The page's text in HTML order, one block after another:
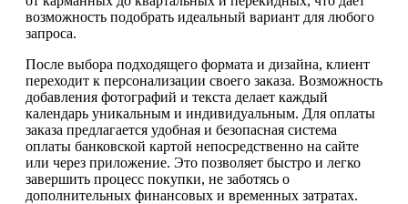
возможность подобрать идеальный вариант для любого
запроса.
После выбора подходящего формата и дизайна, клиент
переходит к персонализации своего заказа. Возможность
добавления фотографий и текста делает каждый
календарь уникальным и индивидуальным. Для оплаты
заказа предлагается удобная и безопасная система
оплаты банковской картой непосредственно на сайте
или через приложение. Это позволяет быстро и легко
завершить процесс покупки, не заботясь о
дополнительных финансовых и временных затратах.